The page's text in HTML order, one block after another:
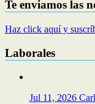
Te enviamos las
Haz click aquí y
Laborales
Jul 11, 2026